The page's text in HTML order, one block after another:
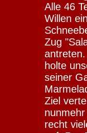
Alle 46
Willen
Zug
holte
seiner
Ziel
recht